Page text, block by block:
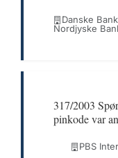
Danske
Nordjyske
317/2003
pinkode var
PBS